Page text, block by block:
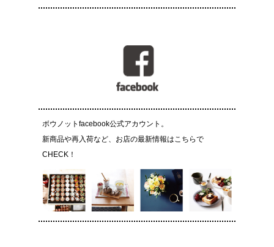
ボウノットfacebook公式アカウント。
新商品や再入荷など、お店の最新情報はこちらで
CHECK！